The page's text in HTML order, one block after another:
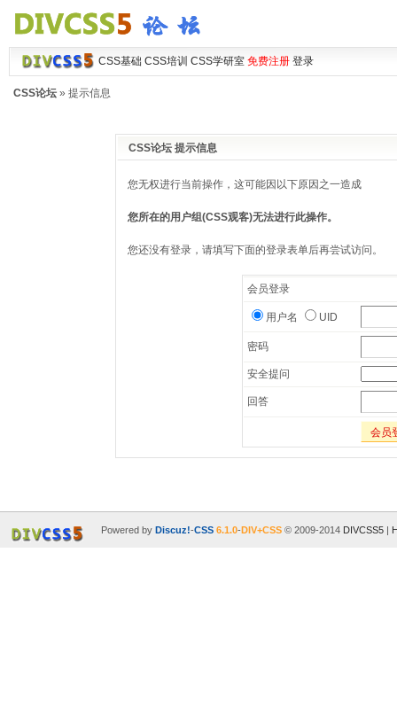
CSS基础 CSS培训 CSS学研室 免费注册 登录
CSS论坛» 提示信息
CSS论坛 提示信息
您无权进行当前操作，这可能因以下原因之一造成
您所在的用户组(CSS观客)无法进行此操作。
您还没有登录，请填写下面的登录表单后再尝试访问。
会员登录
用户名 UID
密码
安全提问
回答
会员
Powered by Discuz!-CSS 6.1.0-DIV+CSS© 2009-2014 DIVCSS5|